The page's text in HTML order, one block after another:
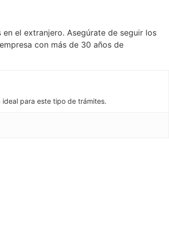
el extranjero. Asegúrate de seguir los
con más de 30 años de
para este tipo de trámites.